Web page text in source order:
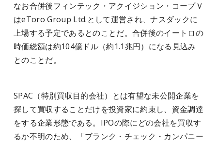
なお合併後フィンテック・アクイジション・コープＶ
はeToro Group Ltd.として運営され、ナスダックに
上場する予定であるとのことだ。合併後のイートロの
時価総額は約104億ドル（約1.1兆円）になる見込み
とのことだ。
SPAC（特別買収目的会社）とは有望な未公開企業を
探して買収することだけを投資家に約束し、資金調達
をする企業形態である。IPOの際にどの会社を買収す
るか不明のため、「ブランク・チェック・カンパニー